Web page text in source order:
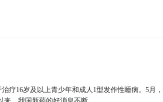
疗16岁及以上青少年和成人1型发作性睡病。5月